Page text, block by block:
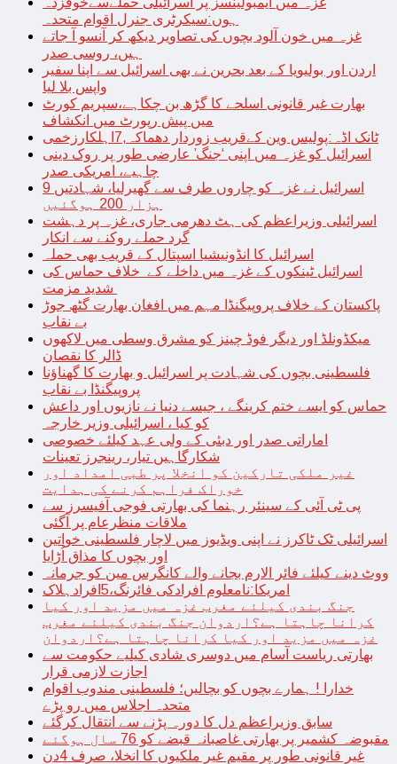
ہوں:سیکرٹری جنرل اقوام متحدہ
غزہ میں خون آلود بچوں کی تصاویر دیکھ کر آنسو آ جاتے
ہیں، روسی صدر
اردن اور بولیویا کے بعد بحرین نے بھی اسرائیل سے اپنا سفیر
واپس بلا لیا
بھارت غیر قانونی اسلحے کا گڑھ بن چکاہے،سپریم کورٹ
میں پیش رپورٹ میں انکشاف
ٹانک اڈہ:پولیس وین کےقریب زوردار دھماکہ,7اہلکارزخمی
اسرائیل کو غزہ میں اپنی ‘جنگ’ عارضی طور پر روک دینی
چاہیے، امریکی صدر
اسرائیل نے غزہ کو چاروں طرف سے گھیرلیا، شہادتیں 9
ہزار 200 ہوگئیں
اسرائیلی وزیراعظم کی ہٹ دھرمی جاری، غزہ پر دہشت
گرد حملے روکنے سے انکار
اسرائیل کا انڈونیشیا اسپتال کے قریب بھی حملہ
اسرائیل ٹینکوں کے غزہ میں داخلے کے خلاف حماس کی
پاکستان کے خلاف پروپیگنڈا مہم میں افغان بھارت گٹھ جوڑ
بے نقاب
میکڈونلڈ اور دیگر فوڈ چینز کو مشرق وسطی میں لاکھوں
ڈالر کا نقصان
فلسطینی بچوں کی شہادت پر اسرائیل و بھارت کا گھناؤنا
پروپیگنڈا بے نقاب
حماس کو ایسے ختم کرینگے ، جیسے دنیا نے نازیوں اور داعش
کو کیا ، اسرائیلی وزیر خارجہ
اماراتی صدر اور دبئی کے ولی عہد کیلئے خصوصی
شکارگاہیں تیار، رینجرز تعینات
غیر ملکی تارکین کو انخلا پر طبی امداد اور
خوراک فراہم کرنے کی ہدایت
پی ٹی آئی کے سینئر رہنما کی بھارتی فوجی آفیسرز سے
ملاقات منظرعام پر آگئی
اسرائیلی ٹک ٹاکرز نے اپنی ویڈیوز میں لاچار فلسطینی خواتین
اور بچوں کا مذاق اُڑایا
ووٹ دینے کیلئے فائر الارم بجانے والے کانگرس مین کو جرمانہ
امریکا:نامعلوم افرادکی فائرنگ،5افرادہلاک
جنگ بندی کیلئے مغرب غزہ میں مزید اور کیا
کرانا چاہتا ہے؟اردوان جنگ بندی کیلئے مغرب
غزہ میں مزید اور کیا کرانا چاہتا ہے؟اردوان
بھارتی ریاست آسام میں دوسری شادی کیلیے حکومت سے
اجازت لازمی قرار
خدارا ! ہمارے بچوں کو بچالیں؛ فلسطینی مندوب اقوام
متحدہ اجلاس میں رو پڑے
سابق وزیراعظم دل کا دورہ پڑنے سے انتقال کرگئے
مقبوضہ کشمیر پر بھارتی غاصبانہ قبضے کو 76 سال ہوگئے
غیر قانونی طور پر مقیم غیر ملکیوں کا انخلا، صرف 4دن